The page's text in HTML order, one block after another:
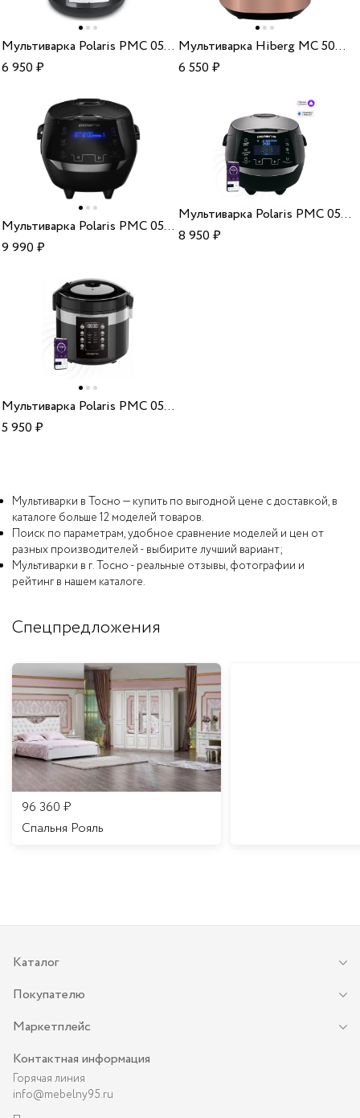
Мультиварка Polaris PMC 0576ADS
6 950₽
Мультиварка Hiberg MC 509 BС
6 550₽
Мультиварка Polaris PMC 0526 IQ Home black
9 990₽
Мультиварка Polaris PMC 0530 IQ Home black silver
8 950₽
Мультиварка Polaris PMC 0528 IQ Home
5 950₽
Мультиварки в Тосно — купить по выгодной цене с доставкой, в
каталоге больше 12 моделей товаров.
Поиск по параметрам, удобное сравнение моделей и цен от
разных производителей - выбирите лучший вариант;
Мультиварки в г. Тосно - реальные отзывы, фотографии и
рейтинг в нашем каталоге.
Спецпредложения
96 360 ₽
Спальня Рояль
Каталог
Покупателю
Маркетплейс
Контактная информация
Горячая линия
info@mebelny95.ru